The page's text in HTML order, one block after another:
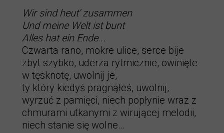
Wir sind heut' zusammen
Und meine Welt ist bunt
Alles hat ein Ende...
Czwarta rano, mokre ulice, serce bije
zbyt szybko, uderza rytmicznie, owinięte
w tęsknotę, uwolnij je,
ty który kiedyś pragnąłeś, uwolnij,
wyrzuć z pamięci, niech popłynie wraz z
chmurami utkanymi z wirującej melodii,
niech stanie się wolne…